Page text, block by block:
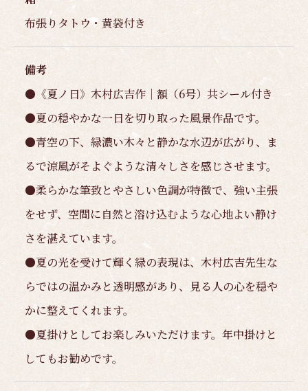
布張りタトウ・黄袋付き
備考
●《夏ノ日》木村広吉作｜額（6号）共シール付き
●夏の穏やかな一日を切り取った風景作品です。
●青空の下、緑濃い木々と静かな水辺が広がり、ま
るで涼風がそよぐような清々しさを感じさせます。
●柔らかな筆致とやさしい色調が特徴で、強い主張
をせず、空間に自然と溶け込むような心地よい静け
さを湛えています。
●夏の光を受けて輝く緑の表現は、木村広吉先生な
らではの温かみと透明感があり、見る人の心を穏や
かに整えてくれます。
●夏掛けとしてお楽しみいただけます。年中掛けと
してもお勧めです。